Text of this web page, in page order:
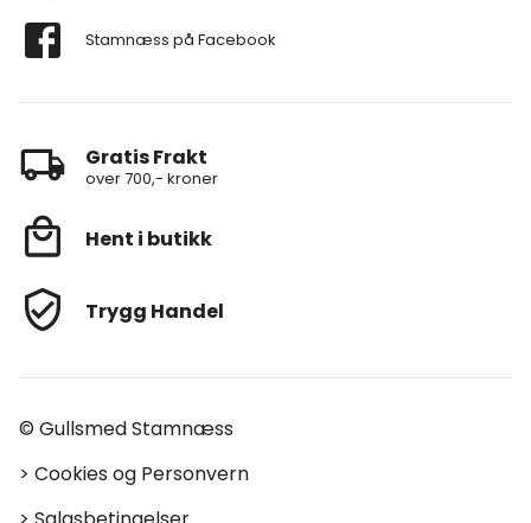
Stamnæss på Facebook
Gratis Frakt
over 700,- kroner
Hent i butikk
Trygg Handel
© Gullsmed Stamnæss
> Cookies og Personvern